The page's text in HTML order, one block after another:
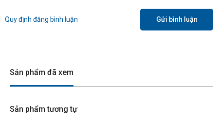
Quy định đăng bình luận Gửi bình luận
Sản phẩm đã xem
Sản phẩm tương tự